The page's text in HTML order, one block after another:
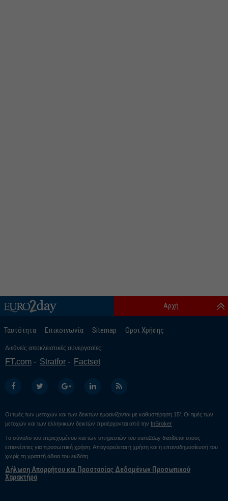
Ταυτότητα Επικοινωνία Sitemap Οροι Χρήσης
Αρχή
Διεθνείς αποκλειστικές συνεργασίες:
FT.com Stratfor Factset
Οι τιμές των μετοχών και των δεικτών εμφανίζονται με καθυστέρηση 15’. Οι τιμές των
μετοχών και των ελληνικών δεικτών προέρχονται από την InBroker
Το σύνολο του περιεχομένου και των υπηρεσιών του euro2day διατίθεται στους
επισκέπτες για προσωπική χρήση. Απαγορεύεται η χρήση και η επαναδημοσίευσή του
χωρίς τη γραπτή άδεια του εκδότη.
Δήλωση Απορρήτου και Προστασίας Δεδομένων Προσωπικού
Χαρακτήρα